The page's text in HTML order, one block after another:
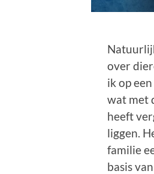
over
ik op
wat met
heeft
liggen.
familie
basis